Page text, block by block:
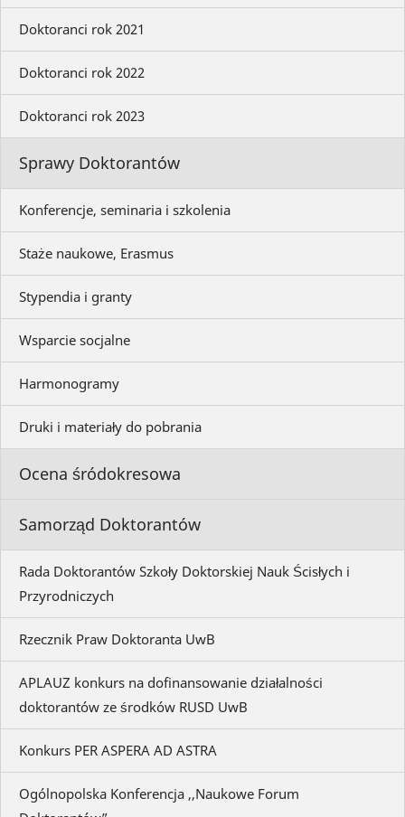
Doktoranci rok 2021
Doktoranci rok 2022
Doktoranci rok 2023
Sprawy Doktorantów
Konferencje, seminaria i szkolenia
Staże naukowe, Erasmus
Stypendia i granty
Wsparcie socjalne
Harmonogramy
Druki i materiały do pobrania
Ocena śródokresowa
Samorząd Doktorantów
Rada Doktorantów Szkoły Doktorskiej Nauk Ścisłych i
Przyrodniczych
Rzecznik Praw Doktoranta UwB
APLAUZ konkurs na dofinansowanie działalności
doktorantów ze środków RUSD UwB
Konkurs PER ASPERA AD ASTRA
Ogólnopolska Konferencja ,,Naukowe Forum